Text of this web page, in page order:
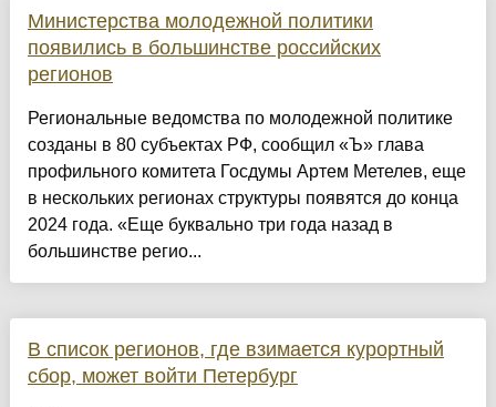
Министерства молодежной политики
появились в большинстве российских
регионов
Региональные ведомства по молодежной политике
созданы в 80 субъектах РФ, сообщил «Ъ» глава
профильного комитета Госдумы Артем Метелев, еще
в нескольких регионах структуры появятся до конца
2024 года. «Еще буквально три года назад в
большинстве регио...
В список регионов, где взимается курортный
сбор, может войти Петербург